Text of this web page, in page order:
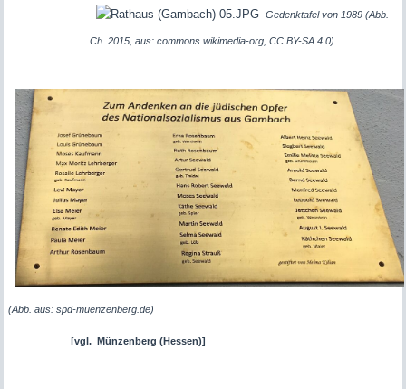
Gedenktafel von 1989 (Abb.
Ch. 2015, aus: commons.wikimedia-org, CC BY-SA 4.0)
(Abb. aus: spd-muenzenberg.de)
[vgl. Münzenberg (Hessen)]